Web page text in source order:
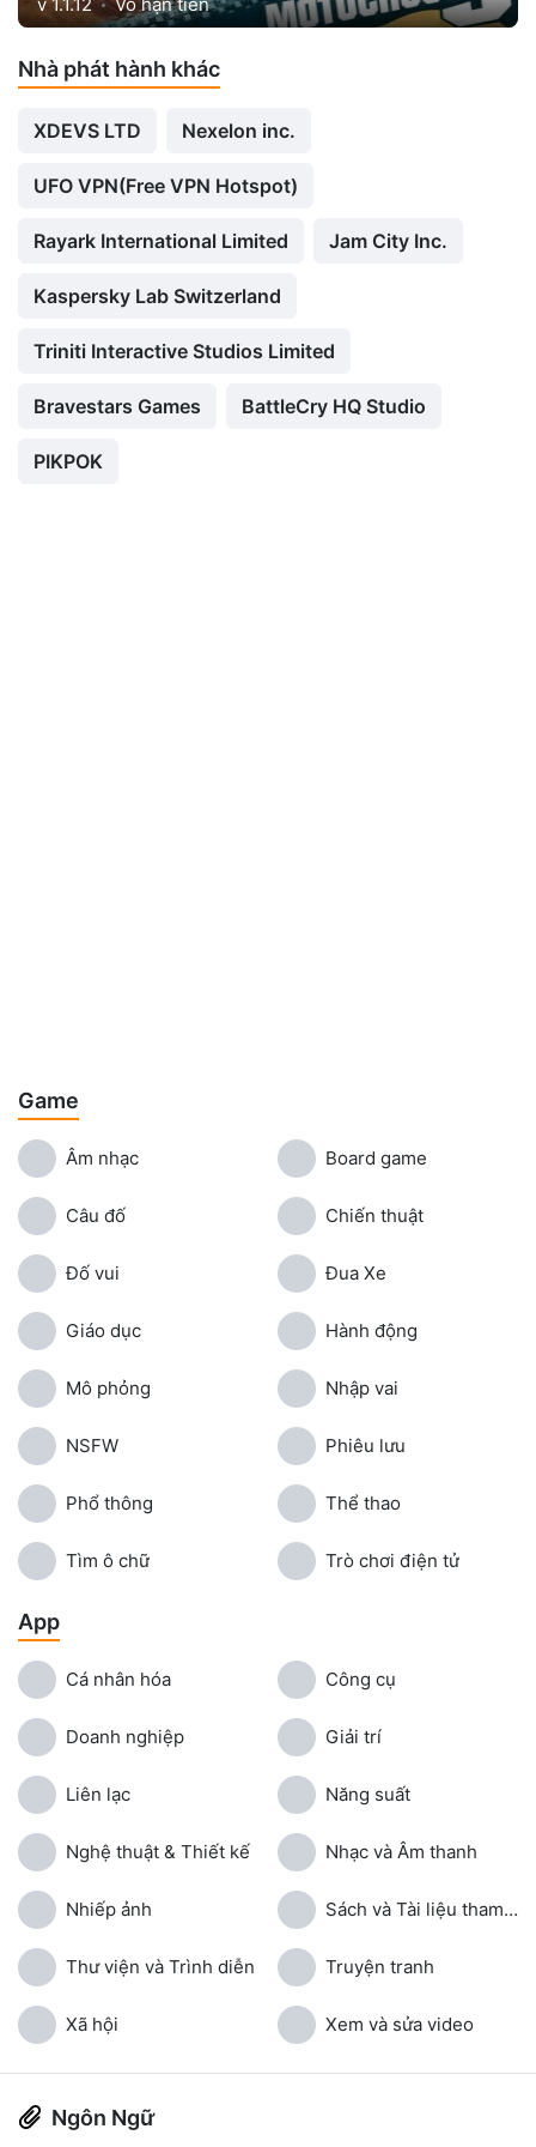
Nhà phát hành khác
XDEVS LTD Nexelon inc.
UFO VPN(Free VPN Hotspot)
Rayark International Limited Jam City Inc.
Kaspersky Lab Switzerland
Triniti Interactive Studios Limited
Bravestars Games BattleCry HQ Studio
PIKPOK
Game
Âm nhạc Board game
Câu đố Chiến thuật
Đố vui Đua Xe
Giáo dục Hành động
Mô phỏng Nhập vai
NSFW Phiêu lưu
Phổ thông Thể thao
Tìm ô chữ Trò chơi điện tử
App
Cá nhân hóa Công cụ
Doanh nghiệp Giải trí
Liên lạc Năng suất
Nghệ thuật & Thiết kế Nhạc và Âm thanh
Nhiếp ảnh Sách và Tài liệu tham khảo
Thư viện và Trình diễn Truyện tranh
Xã hội Xem và sửa video
Ngôn Ngữ